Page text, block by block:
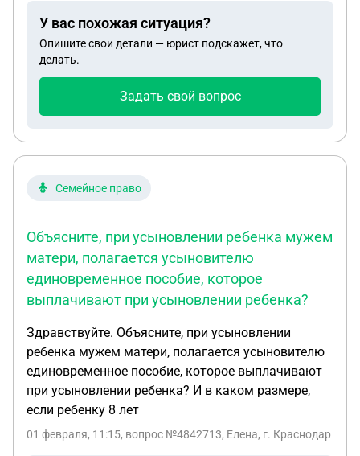
он еще раз при усыновлении?
У вас похожая ситуация?
Опишите свои детали — юрист подскажет, что
делать.
Задать свой вопрос
Семейное право
Объясните, при усыновлении ребенка мужем
матери, полагается усыновителю
единовременное пособие, которое
выплачивают при усыновлении ребенка?
Здравствуйте. Объясните, при усыновлении
ребенка мужем матери, полагается усыновителю
единовременное пособие, которое выплачивают
при усыновлении ребенка? И в каком размере,
если ребенку 8 лет
01 февраля, 11:15, вопрос №4842713, Елена, г. Краснодар